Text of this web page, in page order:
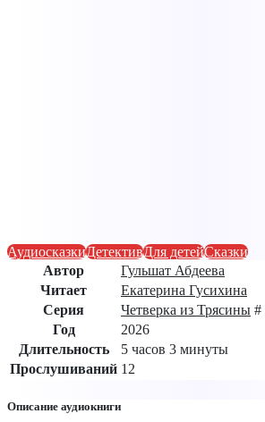
АудиосказкиДетективДля детейСказки
Автор
Гульшат Абдеева
Читает
Екатерина Гусихина
Серия
Четверка из Трясины #
Год
2026
Длительность
5 часов 3 минуты
Прослушиваний 12
Описание аудиокниги